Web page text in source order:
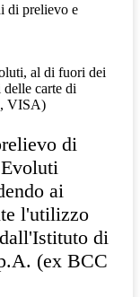
di prelievo e
al di fuori dei
carte di
VISA)
di
ai
l'utilizzo
di
(ex BCC